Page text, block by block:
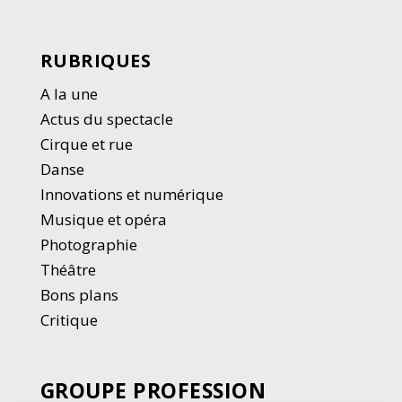
RUBRIQUES
A la une
Actus du spectacle
Cirque et rue
Danse
Innovations et numérique
Musique et opéra
Photographie
Théâtre
Bons plans
Critique
GROUPE PROFESSION